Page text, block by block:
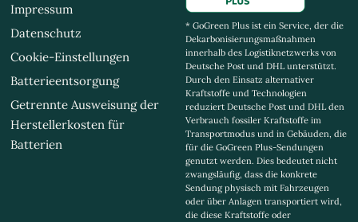
Impressum
Datenschutz
Cookie-Einstellungen
Batterieentsorgung
Getrennte Ausweisung der
Herstellerkosten für
Batterien
* GoGreen Plus ist ein Service, der die
Dekarbonisierungsmaßnahmen
innerhalb des Logistiknetzwerks von
Deutsche Post und DHL unterstützt.
Durch den Einsatz alternativer
Kraftstoffe und Technologien
reduziert Deutsche Post und DHL den
Verbrauch fossiler Kraftstoffe im
Transportmodus und in Gebäuden, die
für die GoGreen Plus-Sendungen
genutzt werden. Dies bedeutet nicht
zwangsläufig, dass die konkrete
Sendung physisch mit Fahrzeugen
oder über Anlagen transportiert wird,
die diese Kraftstoffe oder